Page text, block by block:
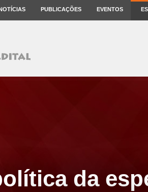
PUBLICAÇÕES EVENTOS
da